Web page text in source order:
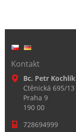
Kontakt
Bc. Petr Kochlík
Ctěnická 695/13
Praha 9
190 00
728694999